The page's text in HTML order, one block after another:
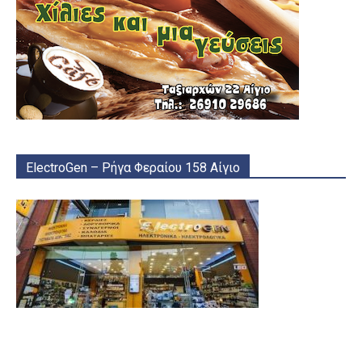
ElectroGen – Ρήγα Φεραίου 158 Αίγιο